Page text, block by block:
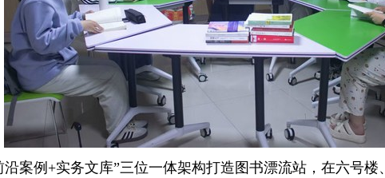
沿案例+实务文库”三位一体架构打造图书漂流站，在六号